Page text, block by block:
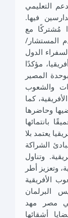
التعليمي
فيها.
مُشتركًا مع
المستشار/
الدول
مؤكدًا
المصير
والشعوب
كما
وحاضرها
بانتمائها
يعتمد بلا
الشراكة
وتناول
وتعزيز أطر
الأفريقية
البرلمان
في مصر مهد
أشقائها